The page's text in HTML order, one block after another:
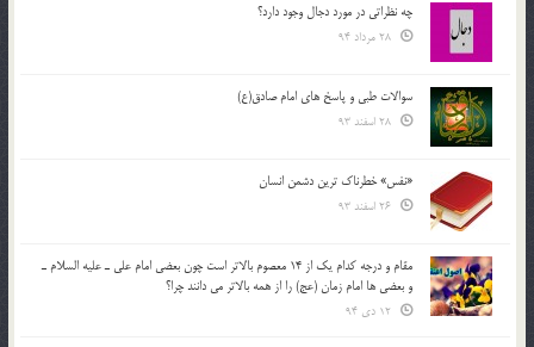
چه نظراتی در مورد دجال وجود دارد؟
سوالات طبی و پاسخ های امام صادق(ع)
«نفس» خطرناک ترین دشمن انسان
مقام و درجه كدام يك از 14 معصوم بالاتر است چون بعضي امام علي ـ عليه السلام ـ
و بعضي ها امام زمان (عج) را از همه بالاتر مي دانند چرا؟